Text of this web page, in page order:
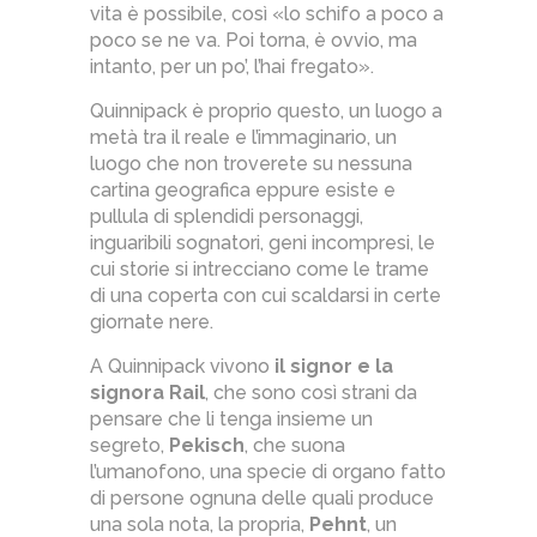
vita è possibile, così «lo schifo a poco a
poco se ne va. Poi torna, è ovvio, ma
intanto, per un po’, l’hai fregato».
Quinnipack è proprio questo, un luogo a
metà tra il reale e l’immaginario, un
luogo che non troverete su nessuna
cartina geografica eppure esiste e
pullula di splendidi personaggi,
inguaribili sognatori, geni incompresi, le
cui storie si intrecciano come le trame
di una coperta con cui scaldarsi in certe
giornate nere.
A Quinnipack vivono il signor e la
signora Rail, che sono così strani da
pensare che li tenga insieme un
segreto, Pekisch, che suona
l’umanofono, una specie di organo fatto
di persone ognuna delle quali produce
una sola nota, la propria, Pehnt, un